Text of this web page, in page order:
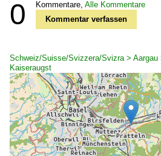
0 Kommentare, Alle Kommentare
Kommentar verfassen
Schweiz/Suisse/Svizzera/Svizra > Aargau
Kaiseraugst